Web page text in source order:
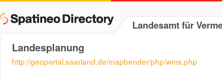
Landesamt für
Landesplanung
http://geoportal.saarland.de/mapbender/php/wms.php